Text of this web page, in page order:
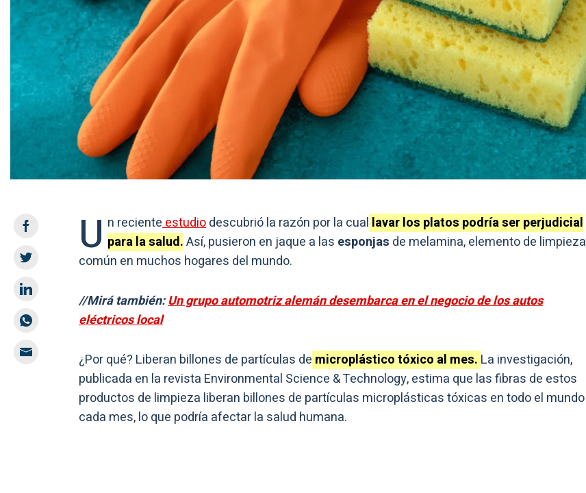
U n recienteestudiodescubrió la razón por la cual lavar los platos podría ser perjudicial
para la salud.Así, pusieron en jaque a las esponjas de melamina, elemento de limpieza
común en muchos hogares del mundo.
//Mirá también:Un grupo automotriz alemán desembarca en el negocio de los autos
eléctricos local
¿Por qué? Liberan billones de partículas de microplástico tóxico al mes. La investigación,
publicada en la revista Environmental Science & Technology, estima que las fibras de estos
productos de limpieza liberan billones de partículas microplásticas tóxicas en todo el mundo
cada mes, lo que podría afectar la salud humana.